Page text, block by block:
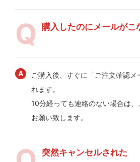
購入したのにメールがこ
ご購入後、すぐに「ご注文確認メ
れます。
10分経っても連絡のない場合は
お願い致します。
突然キャンセルされた